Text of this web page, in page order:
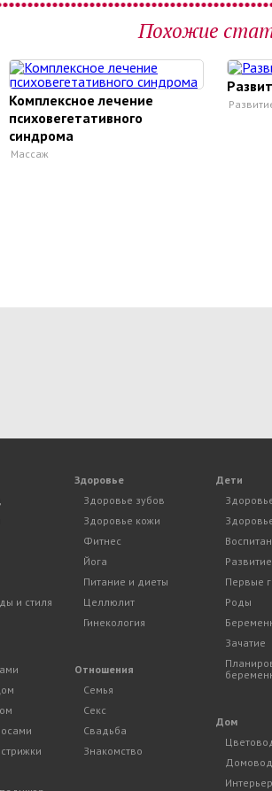
Похожие
Комплексное лечение
психовегетативного
синдрома
Массаж
и стиля
Здоровье
Здоровье зубов
Здоровье кожи
Фитнес
Йога
Питание и диеты
Целлюлит
Гинекология
Отношения
Семья
Секс
Свадьба
Знакомство
Дети
Первые
Роды
Зачатие
Дом